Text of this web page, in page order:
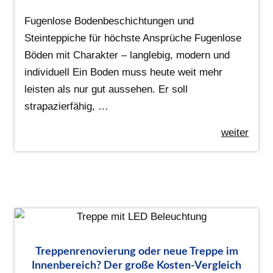
Fugenlose Bodenbeschichtungen und
Steinteppiche für höchste Ansprüche Fugenlose
Böden mit Charakter – langlebig, modern und
individuell Ein Boden muss heute weit mehr
leisten als nur gut aussehen. Er soll
strapazierfähig, …
weiter
Treppenrenovierung oder neue Treppe im
Innenbereich? Der große Kosten-Vergleich